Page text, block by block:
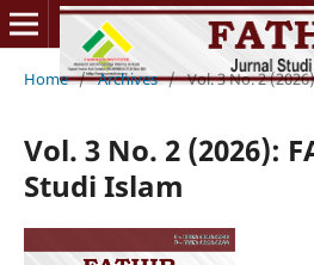
Home / Archives / Vol. 3 No. 2
Vol. 3 No. 2 (2026):
Studi Islam